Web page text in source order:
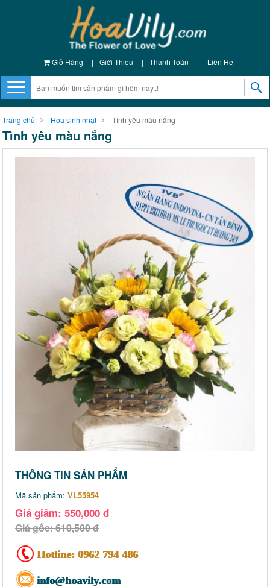
Giỏ Hàng | Giới Thiệu | Thanh Toán | Liên Hệ
Trang chủ Hoa sinh nhật Tình yêu màu nắng
Tình yêu màu nắng
THÔNG TIN SẢN PHẨM
Mã sản phẩm: VL55954
Giá giảm: 550,000 đ
Giá gốc: 610,500 đ
Hotline: 0962 794 486
info@hoavily.com